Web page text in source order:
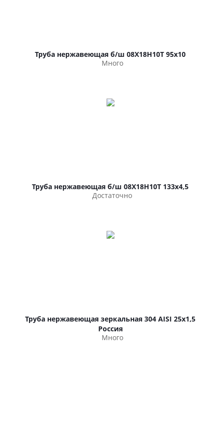
Труба нержавеющая б/ш 08Х18Н10Т 95х10
Много
Труба нержавеющая б/ш 08Х18Н10Т 133х4,5
Достаточно
Труба нержавеющая зеркальная 304 AISI 25х1,5
Россия
Много